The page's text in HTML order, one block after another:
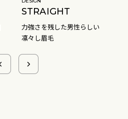
STRAIGHT
力強さを残した男性らしい
凛々し眉毛